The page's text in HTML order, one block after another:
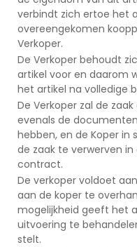
verbindt zich ertoe het
overeengekomen
Verkoper.
De Verkoper behoudt
artikel voor en daarom
het artikel na volledige
De Verkoper zal de
evenals de
hebben, en de Koper
de zaak te verwerven
contract.
De verkoper voldoet
aan de koper te
mogelijkheid geeft het
uitvoering te
stelt.